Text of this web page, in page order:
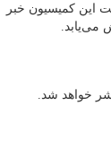
این کمیسیون خبر
خواهد شد.